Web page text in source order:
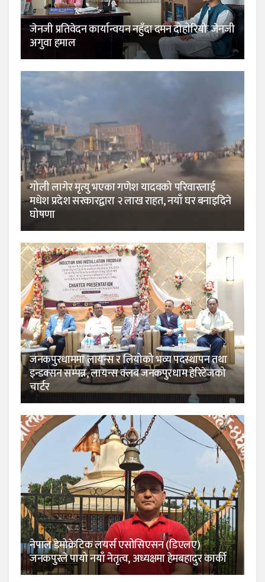
जेनजी प्रतिवेदन कार्यान्वयन नहुँदा दमन दोहोरियोः जेनजी
अगुवा हमाल
गोली लागेर मृत्यु भएका गणेश यादवको परिवारलाई
मधेश प्रदेश सरकारद्वारा २ लाख राहत, नयाँ घर बनाइदिने
घोषणा
जनकपुरधाममा लायन्स र लियोको भव्य पदस्थापन तथा
इन्डक्सन सम्पन्न, लायन्स क्लब जनकपुरधाम हेरिटेजको
चार्टर
नेपाल डेमोक्रेटिक लयर्स एसोसिएसन (डिएलए)
जनकपुरले पायो नयाँ नेतृत्व, अध्यक्षमा हेमबहादुर कार्की